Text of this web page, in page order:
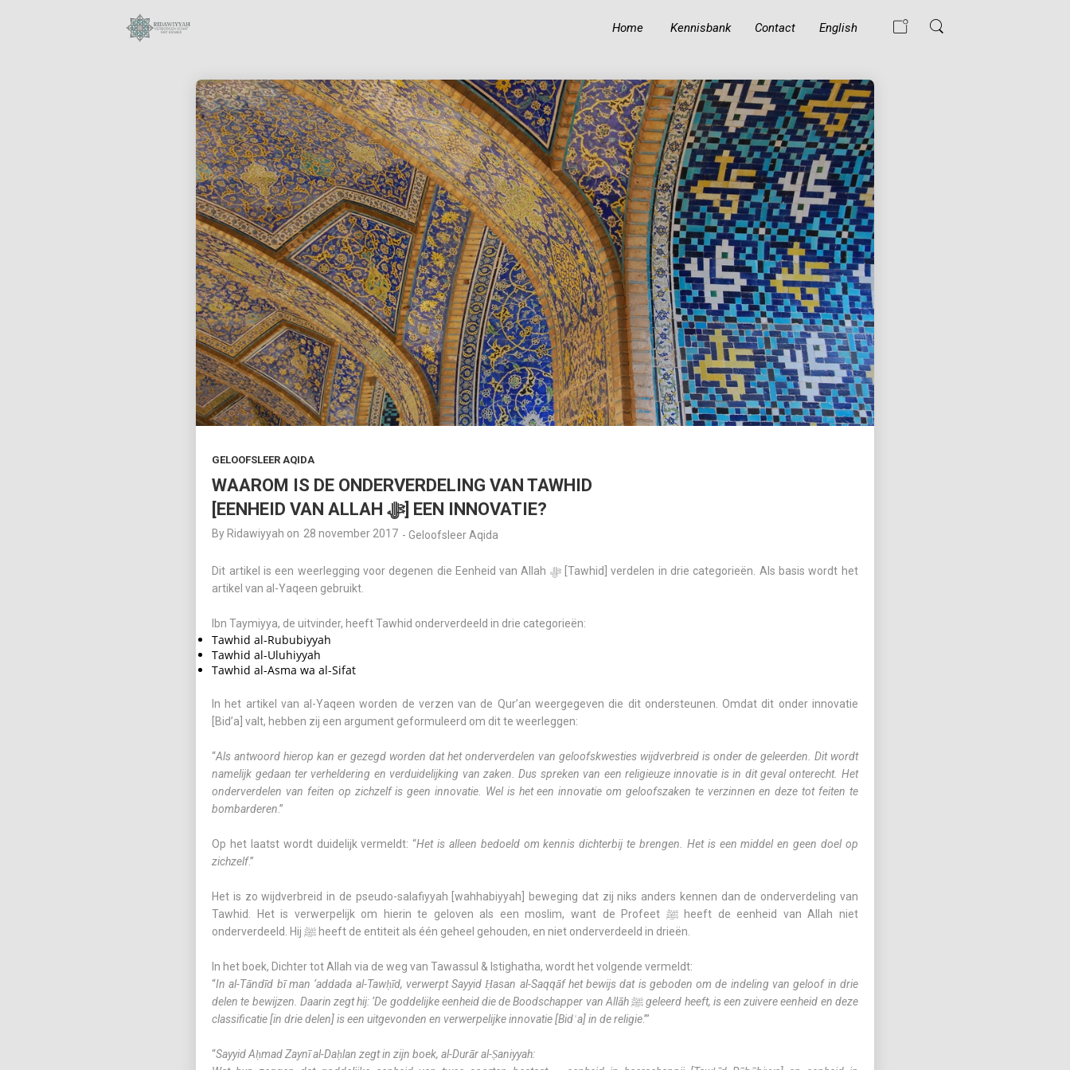
28
OKTOBER
2023
SURAH AL-ANAM 6
AYAT 66-69:
KUNNEN MOSLIMS
DE
BIJEENKOMSTEN
VAN ONGELOVIGEN
BIJWONEN?
19
OKTOBER
2023
BIOGRAFIE VAN IBN
‘ABIDIN
19
OKTOBER
2023
WAT GEBEURT ER
ALS EEN MOSLIM
DE ISLAM
BELEDIGT?
18
OKTOBER
2023
BIOGRAFIE VAN
MUHAMMAD
AURANGZEB
ALAMGIR
18
OKTOBER
2023
KUNNEN MOSLIMS
HINDOE-GODEN
GELIJKSCHAKELEN
MET PROFETEN EN
RUIMTE
TOEKENNEN AAN
ALLAH?
Home Kennisbank Contact English
GELOOFSLEER AQIDA
WAAROM IS DE ONDERVERDELING VAN TAWHID
[EENHEID VAN ALLAH ﷻ] EEN INNOVATIE?
By Ridawiyyah on 28 november 2017 -Geloofsleer Aqida
Dit artikel is een weerlegging voor degenen die Eenheid van Allah ﷻ [Tawhid] verdelen in drie categorieën. Als basis wordt het
artikel van al-Yaqeen gebruikt.
Ibn Taymiyya, de uitvinder, heeft Tawhid onderverdeeld in drie categorieën:
Tawhid al-Rububiyyah
Tawhid al-Uluhiyyah
Tawhid al-Asma wa al-Sifat
In het artikel van al-Yaqeen worden de verzen van de Qur’an weergegeven die dit ondersteunen. Omdat dit onder innovatie
[Bid’a] valt, hebben zij een argument geformuleerd om dit te weerleggen:
“Als antwoord hierop kan er gezegd worden dat het onderverdelen van geloofskwesties wijdverbreid is onder de geleerden. Dit wordt
namelijk gedaan ter verheldering en verduidelijking van zaken. Dus spreken van een religieuze innovatie is in dit geval onterecht. Het
onderverdelen van feiten op zichzelf is geen innovatie. Wel is het een innovatie om geloofszaken te verzinnen en deze tot feiten te
bombarderen.”
Op het laatst wordt duidelijk vermeldt: “Het is alleen bedoeld om kennis dichterbij te brengen. Het is een middel en geen doel op
zichzelf.”
Het is zo wijdverbreid in de pseudo-salafiyyah [wahhabiyyah] beweging dat zij niks anders kennen dan de onderverdeling van
Tawhid. Het is verwerpelijk om hierin te geloven als een moslim, want de Profeet ﷺ heeft de eenheid van Allah niet
onderverdeeld. Hij ﷺ heeft de entiteit als één geheel gehouden, en niet onderverdeeld in drieën.
In het boek, Dichter tot Allah via de weg van Tawassul & Istighatha, wordt het volgende vermeldt:
“In al-Tāndīd bī man ‘addada al-Tawḥīd, verwerpt Sayyid Ḥasan al-Saqqāf het bewijs dat is geboden om de indeling van geloof in drie
delen te bewijzen. Daarin zegt hij: ‘De goddelijke eenheid die de Boodschapper van Allāhﷺgeleerd heeft, is een zuivere eenheid en deze
classificatie [in drie delen] is een uitgevonden en verwerpelijke innovatie [Bidʿa] in de religie.’”
“Sayyid Aḥmad Zaynī al-Daḥlan zegt in zijn boek, al-Durār al-Ṣaniyyah: